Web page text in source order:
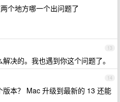
个地方哪一个出问题了
13
决的。我也遇到你这个问题了。
14
版本？ Mac 升级到最新的 13 还能